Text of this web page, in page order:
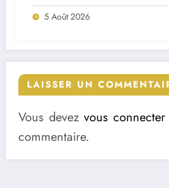
deux départs majeurs
5 Août 2026
LAISSER UN
Vous devezvous connecter
commentaire.